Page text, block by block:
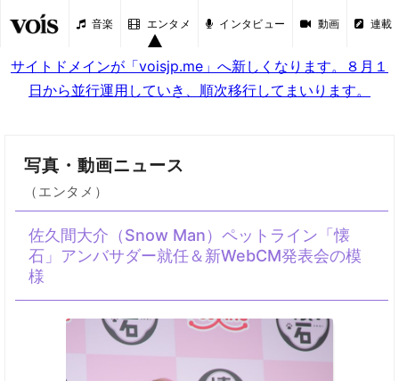
音楽 エンタメ インタビュー 動画 連載
サイトドメインが「voisjp.me」へ新しくなります。８月１
日から並行運用していき、順次移行してまいります。
写真・動画ニュース
（エンタメ）
佐久間大介（Snow Man）ペットライン「懐
石」アンバサダー就任＆新WebCM発表会の模
様